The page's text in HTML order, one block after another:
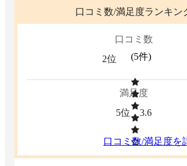
口コミ数/満足度ランキン
口コミ数
2位
(5件)
満足度
5位
3.6
口コミ数/満足度を